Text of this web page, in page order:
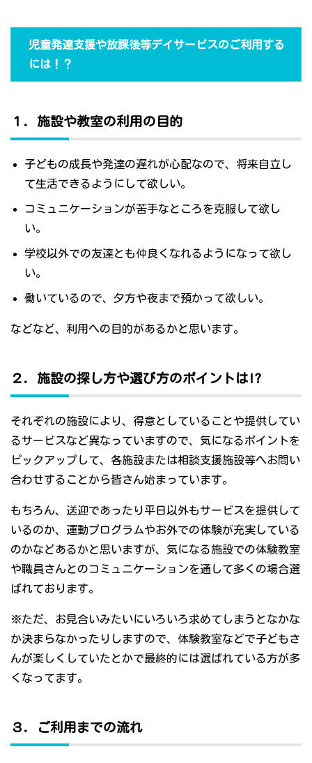
児童発達支援や放課後等デイサービスのご利用する
には！？
１．施設や教室の利用の目的
子どもの成長や発達の遅れが心配なので、将来自立し
て生活できるようにして欲しい。
コミュニケーションが苦手なところを克服して欲し
い。
学校以外での友達とも仲良くなれるようになって欲し
い。
働いているので、夕方や夜まで預かって欲しい。
などなど、利用への目的があるかと思います。
２．施設の探し方や選び方のポイントは!?
それぞれの施設により、得意としていることや提供してい
るサービスなど異なっていますので、気になるポイントを
ピックアップして、各施設または相談支援施設等へお問い
合わせすることから皆さん始まっています。
もちろん、送迎であったり平日以外もサービスを提供して
いるのか、運動プログラムやお外での体験が充実している
のかなどあるかと思いますが、気になる施設での体験教室
や職員さんとのコミュニケーションを通して多くの場合選
ばれております。
※ただ、お見合いみたいにいろいろ求めてしまうとなかな
か決まらなかったりしますので、体験教室などで子どもさ
んが楽しくしていたとかで最終的には選ばれている方が多
くなってます。
３．ご利用までの流れ